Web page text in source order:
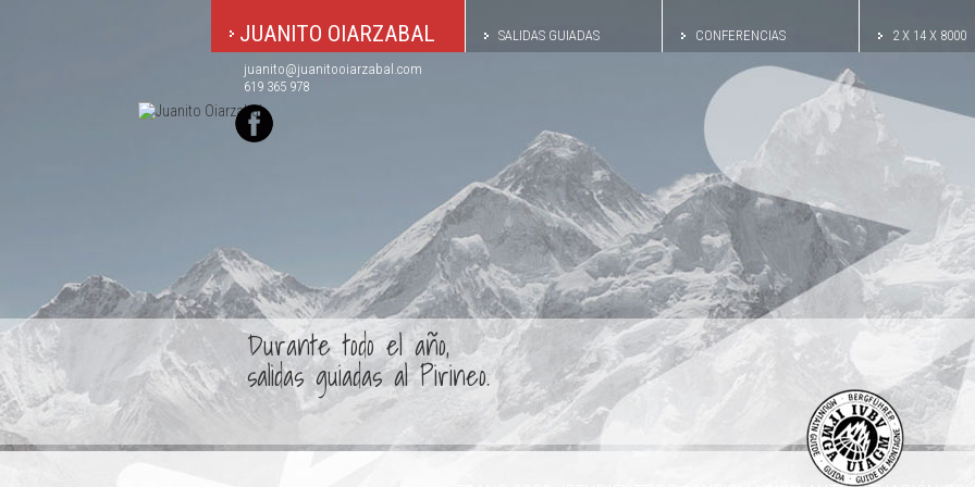
JUANITO OIARZABAL SALIDAS GUIADAS CONFERENCIAS 2 X 14 X 8000
juanito@juanitooiarzabal.com
619 365 978
Durante todo el año,
salidas guiadas al Pirineo.